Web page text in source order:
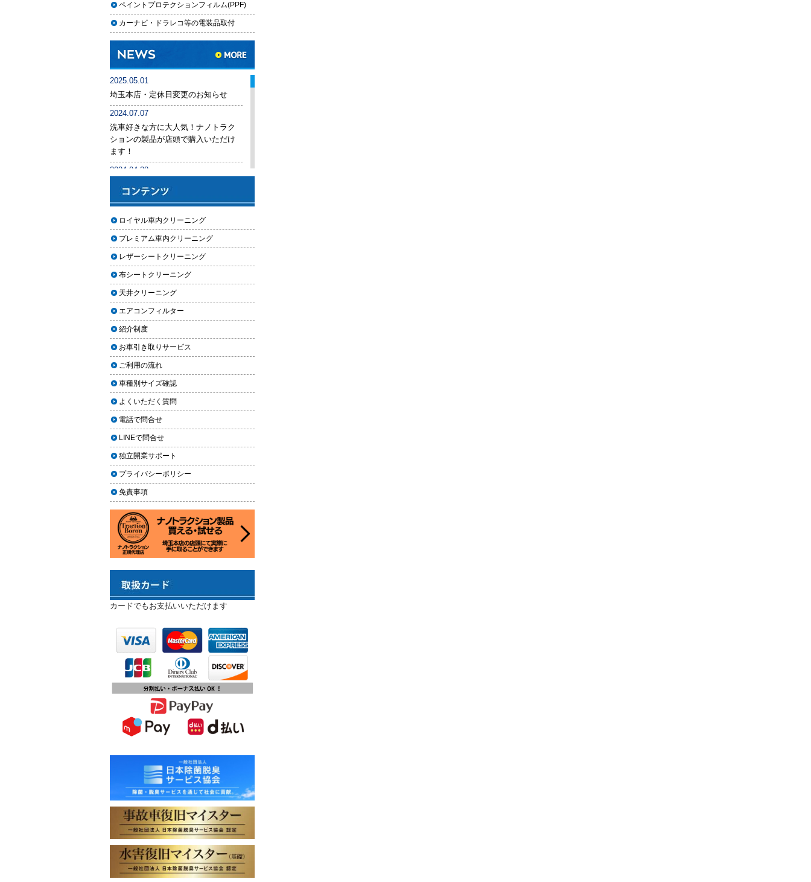
界を徹底解説
車内クリーニングで失敗する人の
共通点｜やってはいけない5つの判
断ミス
後悔しないために必ず確認すべき5
つのポイント
果を感じない人が見落としている3
つの原因
【2026年版】車内クリーニングは
自分でできる？プロに頼むべき境
界線と失敗例
い原因とは？タバコ・ペット・カ
ビ別の正しい対処法
【2026年版】車内クリーニングは
どこまでやるべき？目的別おすす
め内容と費用目安
【2026年版】車内クリーニングの
料金相場はいくら？内容別・業者
別に徹底比較
ヘッドライト黄ばみ取りの料金相
場｜イエローハット・オートバッ
クス・専門店を徹底比較【2026年
版】
【2026年版】イエローハットのカ
ーフィルム料金はいくら？施工内
容・相場・安くするコツ
車のヘッドライト交換のタイミン
グと費用
車のサスペンション交換の必要性
と費用
車のフロントガラス交換の料金相
場と作業手順
車のドアロック修理の料金と作業
ペイントプロテクションフィルム(PPF)
カーナビ・ドラレコ等の電装品取付
2025.05.01
埼玉本店・定休日変更のお知らせ
2024.07.07
洗車好きな方に大人気！ナノトラク
ションの製品が店頭で購入いただけ
ます！
2024.04.28
リース
2024年ゴールデンウィーク期間中の
営業予定（埼玉本店・東京足立店・
秋田能代店）
2024.03.23
埼玉のFMラジオ・NACK5で取り上げ
ていただきました
2024.03.22
埼玉本店が東京方面からこれまで以
上に利用しやすく
2024.02.29
2024年3月14日・臨時休業のお知らせ
2023.12.21
年末年始の予定（2023年-2024年）
2023.11.26
年末に「車も大掃除」をしようキャ
ンペーン
2023.11.22
「＃埼玉」という埼玉県のお店や企
業を紹介するサイトで紹介されまし
た
2023.10.30
コーティングが無料で利用できるチ
ャンス！X（旧Twitter）キャンペーン
2023.10.21
秋田県の「能代ポータル」にて得洗
隊を紹介いただきました
第15回ふじみ野市産業まつりに出店
します
2023.10.09
チバテレビ「チバテレ稼ぐ力養成講
座・講座会員インタビュー」で弊社
代表 大屋のインタビューが紹介され
2023.09.27
2023年10月1日オープン！
ロイヤル車内クリーニング
プレミアム車内クリーニング
レザーシートクリーニング
布シートクリーニング
天井クリーニング
エアコンフィルター
紹介制度
お車引き取りサービス
ご利用の流れ
車種別サイズ確認
よくいただく質問
電話で問合せ
LINEで問合せ
独立開業サポート
プライバシーポリシー
免責事項
カードでもお支払いいただけます